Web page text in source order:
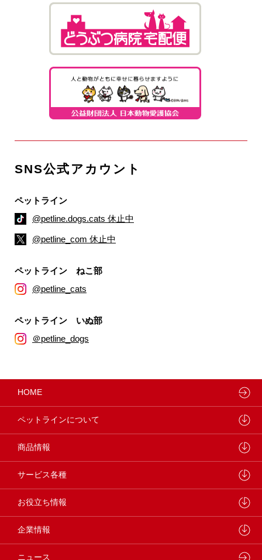
SNS公式アカウント
ペットライン
@petline.dogs.cats 休止中
@petline_com 休止中
ペットライン ねこ部
@petline_cats
ペットライン いぬ部
＠petline_dogs
HOME
ペットラインについて
ペットラインが大切にしていること
研究開発センターについて
学会・論文発表
製品・品質管理
商品情報
ドッグフード
キャットフード
小動物
動物病院専用フード
サービス各種
ウェルネスナビ
しあわせマルシェ
どうぶつ病院宅配便
お役立ち情報
ペットライン 犬ノート
ペットライン 猫ノート
企業情報
会社概要・事業所
ニュース